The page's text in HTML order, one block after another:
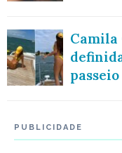
Camila
PUBLICIDADE